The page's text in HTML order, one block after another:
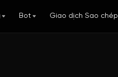
Bot Giao dịch Sao chép